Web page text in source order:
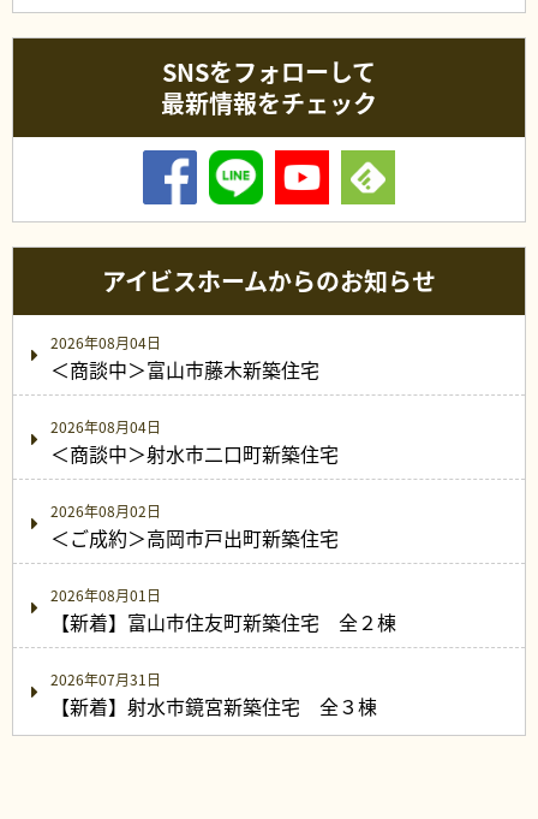
SNSをフォローして
最新情報をチェック
アイビスホームからのお知らせ
2026年08月04日
＜商談中＞富山市藤木新築住宅
2026年08月04日
＜商談中＞射水市二口町新築住宅
2026年08月02日
＜ご成約＞高岡市戸出町新築住宅
2026年08月01日
【新着】富山市住友町新築住宅 全２棟
2026年07月31日
【新着】射水市鏡宮新築住宅 全３棟